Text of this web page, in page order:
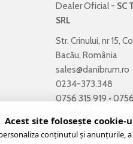
Dealer Oficial - SC
SRL
Str. Crinului, nr 15,
Bacău, România
sales@danibrum.ro
0234-373.348
0756 315 919 •
Acest site folosește cookie-
conținutul și anunțurile,